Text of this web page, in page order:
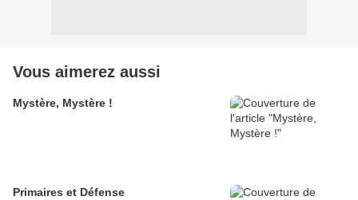
Vous aimerez aussi
Mystère, Mystère !
Primaires et Défense